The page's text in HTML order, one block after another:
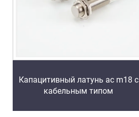
Капацитивный латунь ac m18 с
кабельным типом